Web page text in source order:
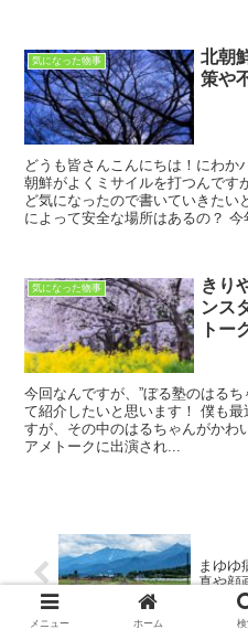
気になった物事
北朝
策や
どうも皆さんこんにちは！にわ
朝鮮がよくミサイルを打つんです
ど気になったので書いていきた
によって安全な場所はあるの？
気になった物事
きり
ンス
トー
今回なんですが、”ぼる塾のはる
て紹介したいと思います！ 僕も
すが、その中のはるちゃんがかわ
アメトークに出演され...
まゆゆ
真や顔
メニュー ホーム